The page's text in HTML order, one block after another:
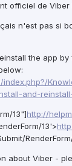
officiel de Viber
n'est pas si
the app by
index.php?/
and-
13"]http://
13'>
about Viber -